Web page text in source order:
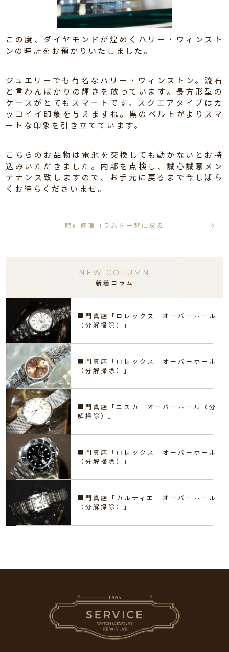
この度、ダイヤモンドが煌めくハリー・ウィンスト
ンの時計をお預かりいたしました。
ジュエリーでも有名なハリー・ウィンストン。流石
と言わんばかりの輝きを放っています。長方形型の
ケースがとてもスマートです。スクエアタイプはカ
ッコイイ印象を与えますね。黒のベルトがよりスマ
ートな印象を引き立てています。
こちらのお品物は電池を交換しても動かないとお持
込みいただきました。内部を点検し、誠心誠意メン
テナンス致しますので、お手元に戻るまで今しばら
くお待ちくださいませ。
時計修理コラムを一覧に戻る
NEW COLUMN
新着コラム
■門真店「ロレックス オーバーホール
（分解掃除）」
■門真店「ロレックス オーバーホール
（分解掃除）」
■門真店「エスカ オーバーホール（分
解掃除）」
■門真店「ロレックス オーバーホール
（分解掃除）」
■門真店「カルティエ オーバーホール
（分解掃除）」